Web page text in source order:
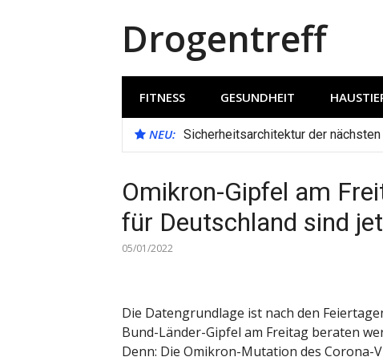
Drogentreff
FITNESS GESUNDHEIT
NEU: Sicherheitsarchitektur der
Omikron-Gipfel am
für Deutschland sind
05/01/2022
Die Datengrundlage ist nach den
Bund-Länder-Gipfel am Freitag beraten
Denn: Die Omikron-Mutation des Corona-